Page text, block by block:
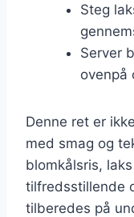
Steg
Server
ovenpå
Denne ret er
med smag og
blomkålsris,
tilfredsstillende
tilberedes på